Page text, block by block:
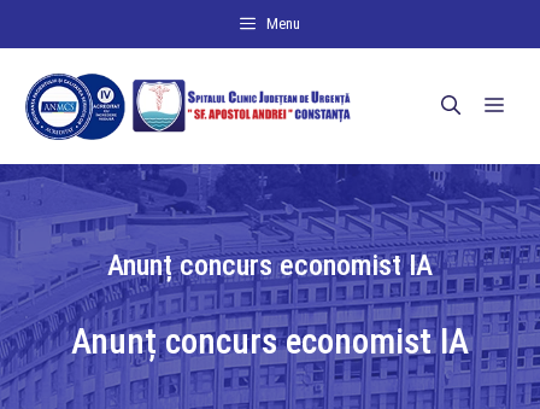
Menu
Anunț concurs economist IA
Anunț concurs economist IA